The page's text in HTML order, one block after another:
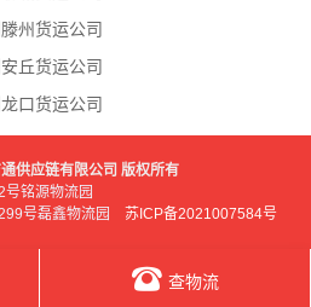
州货运公司
丘货运公司
口货运公司
供应链有限公司 版权所有
铭源物流园
号磊鑫物流园 苏ICP备2021007584号
查物流